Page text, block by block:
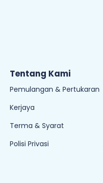
Tentang Kami
Pemulangan & Pertukaran
Kerjaya
Terma & Syarat
Polisi Privasi